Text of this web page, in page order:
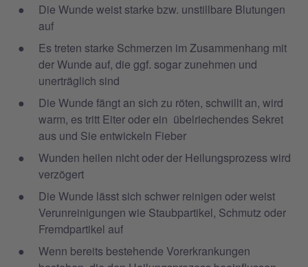
Die Wunde weist starke bzw. unstillbare Blutungen
auf
Es treten starke Schmerzen im Zusammenhang mit
der Wunde auf, die ggf. sogar zunehmen und
unerträglich sind
Die Wunde fängt an sich zu röten, schwillt an, wird
warm, es tritt Eiter oder ein übelriechendes Sekret
aus und Sie entwickeln Fieber
Wunden heilen nicht oder der Heilungsprozess wird
verzögert
Die Wunde lässt sich schwer reinigen oder weist
Verunreinigungen wie Staubpartikel, Schmutz oder
Fremdpartikel auf
Wenn bereits bestehende Vorerkrankungen